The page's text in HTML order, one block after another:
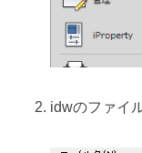
idwのファイ